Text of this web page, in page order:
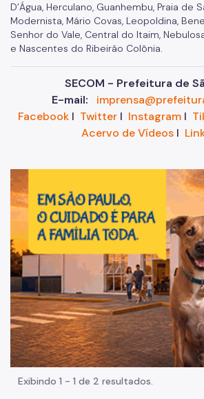
D’Água, Herculano, Guanhembu, Praia de
Modernista, Mário Covas, Leopoldina,
Senhor do Vale, Central do Itaim,
e Nascentes do Ribeirão Colônia.
SECOM - Prefeitura de
E-mail:
FacebookI TwitterI InstagramI
Acervo de Vídeos I
Exibindo 1 - 1 de 2 resultados.